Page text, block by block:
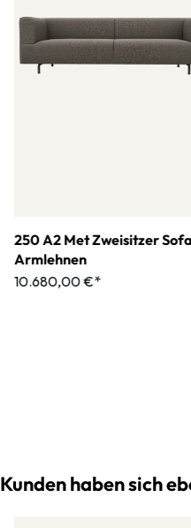
250 A2 Met Zweisitzer
Armlehnen
10.680,00 €*
Kunden haben sich